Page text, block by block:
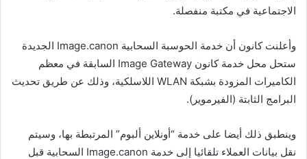
الاجتماعية في مكتبة منفصلة.
وأعلنت كانون أن خدمة الحوسبة السحابية Image.canon الجديدة
ستحل محل خدمة كانون Image Gateway السابقة في معظم
الكاميرات المزودة بشبكة WLAN اللاسلكية، وذلك عن طريق تحديث
البرامج الثابتة (الفيرموير).
وينطبق ذلك أيضا على خدمة “أونلاين ألبوم” المرتبطة بها، وسيتم
نقل بيانات العملاء تلقائيا إلى خدمة Image.canon السحابية قبل